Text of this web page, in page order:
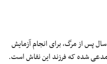
جسد سالوادور دالی هنرمند اسپانیایی ۳۰ سال پس از مرگ، برای انجام آزمایش